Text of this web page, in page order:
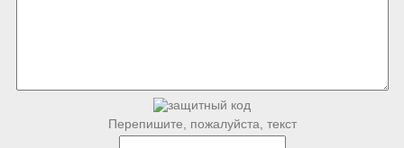
Перепишите, пожалуйста, текст